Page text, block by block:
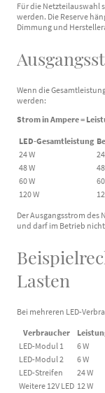
Für die Netzteilauswahl
werden. Die Reserve
Dimmung und
Wenn die
werden:
Strom in Ampere =
LED-Gesamtleistung
24 W
48 W
60 W
120 W
Der Ausgangsstrom des
und darf im Betrieb
Lasten
Bei mehreren LED-
Verbraucher
LED-Modul 1
6 W
LED-Modul 2
6 W
LED-Streifen
24 W
Weitere 12V LED 12 W